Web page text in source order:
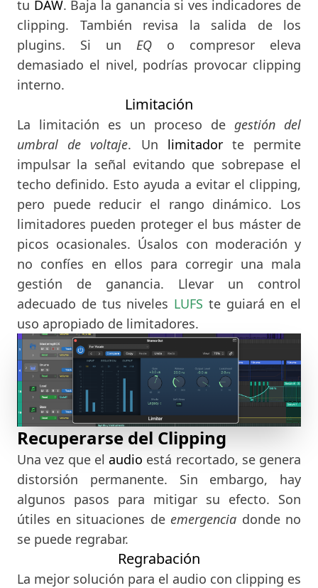
tu DAW. Baja la ganancia si ves indicadores de
clipping. También revisa la salida de los
plugins. Si un EQ o compresor eleva
demasiado el nivel, podrías provocar clipping
interno.
Limitación
La limitación es un proceso de gestión del
umbral de voltaje. Un limitadorte permite
impulsar la señal evitando que sobrepase el
techo definido. Esto ayuda a evitar el clipping,
pero puede reducir el rango dinámico. Los
limitadores pueden proteger el bus máster de
picos ocasionales. Úsalos con moderación y
no confíes en ellos para corregir una mala
gestión de ganancia. Llevar un control
adecuado de tus niveles LUFS te guiará en el
uso apropiado de limitadores.
Recuperarse del Clipping
Una vez que el audio está recortado, se genera
distorsión permanente. Sin embargo, hay
algunos pasos para mitigar su efecto. Son
útiles en situaciones de emergencia donde no
se puede regrabar.
Regrabación
La mejor solución para el audio con clipping es